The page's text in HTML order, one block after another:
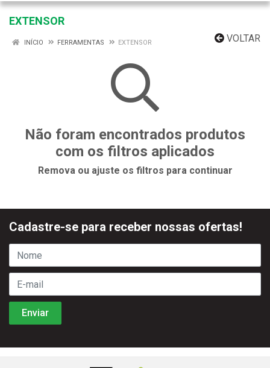
EXTENSOR
VOLTAR
INÍCIO FERRAMENTAS EXTENSOR
Não foram encontrados produtos
com os filtros aplicados
Remova ou ajuste os filtros para continuar
Cadastre-se para receber nossas ofertas!